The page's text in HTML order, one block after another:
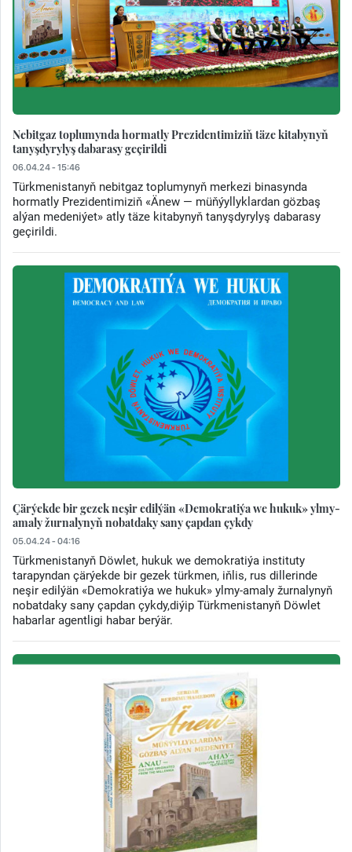
Nebitgaz toplumynda hormatly Prezidentimiziň täze kitabynyň
tanyşdyrylyş dabarasy geçirildi
06.04.24 - 15:46
Türkmenistanyň nebitgaz toplumynyň merkezi binasynda
hormatly Prezidentimiziň «Änew — müňýyllyklardan gözbaş
alýan medeniýet» atly täze kitabynyň tanyşdyrylyş dabarasy
geçirildi.
Çärýekde bir gezek neşir edilýän «Demokratiýa we hukuk» ylmy-
amaly žurnalynyň nobatdaky sany çapdan çykdy
05.04.24 - 04:16
Türkmenistanyň Döwlet, hukuk we demokratiýa instituty
tarapyndan çärýekde bir gezek türkmen, iňlis, rus dillerinde
neşir edilýän «Demokratiýa we hukuk» ylmy-amaly žurnalynyň
nobatdaky sany çapdan çykdy,diýip Türkmenistanyň Döwlet
habarlar agentligi habar berýär.